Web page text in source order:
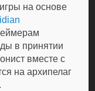
на основе
в принятии
вместе с
на архипелаг